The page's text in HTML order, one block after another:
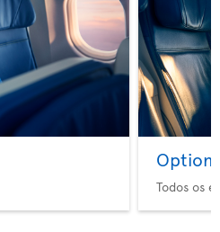
Option
Todos os